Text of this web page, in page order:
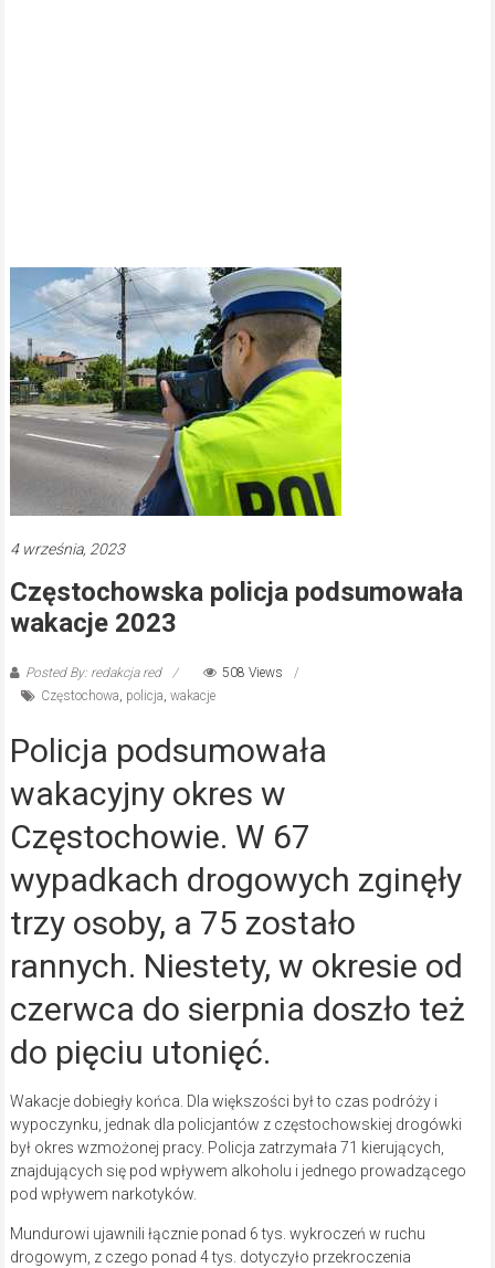
4 września, 2023
Częstochowska policja podsumowała
wakacje 2023
Posted By: redakcja red
508 Views
Częstochowa, policja, wakacje
Policja podsumowała
wakacyjny okres w
Częstochowie. W 67
wypadkach drogowych zginęły
trzy osoby, a 75 zostało
rannych. Niestety, w okresie od
czerwca do sierpnia doszło też
do pięciu utonięć.
Wakacje dobiegły końca. Dla większości był to czas podróży i
wypoczynku, jednak dla policjantów z częstochowskiej drogówki
był okres wzmożonej pracy. Policja zatrzymała 71 kierujących,
znajdujących się pod wpływem alkoholu i jednego prowadzącego
pod wpływem narkotyków.
Mundurowi ujawnili łącznie ponad 6 tys. wykroczeń w ruchu
drogowym, z czego ponad 4 tys. dotyczyło przekroczenia